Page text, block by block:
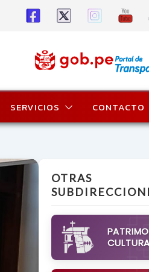
SERVICIOS CONTACTO
OTRAS